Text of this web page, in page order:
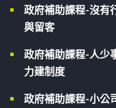
政府補助課程-沒有
與留客
政府補助課程-人少
力建制度
政府補助課程-小公